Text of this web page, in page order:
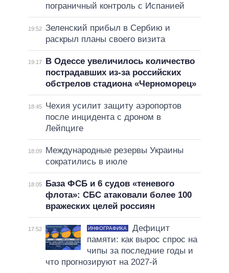
пограничный контроль с Испанией
19:52 Зеленский прибыл в Сербию и
раскрыл планы своего визита
19:17
В Одессе увеличилось количество
пострадавших из-за российских
обстрелов стадиона «Черноморец»
18:45
Чехия усилит защиту аэропортов
после инцидента с дроном в
Лейпциге
18:09
Международные резервы Украины
сократились в июле
18:05
База ФСБ и 6 судов «теневого
флота»: СБС атаковали более 100
вражеских целей россиян
17:52 ИНФОГРАФИКА
Дефицит
памяти: как вырос спрос на
чипы за последние годы и
что прогнозируют на 2027-й